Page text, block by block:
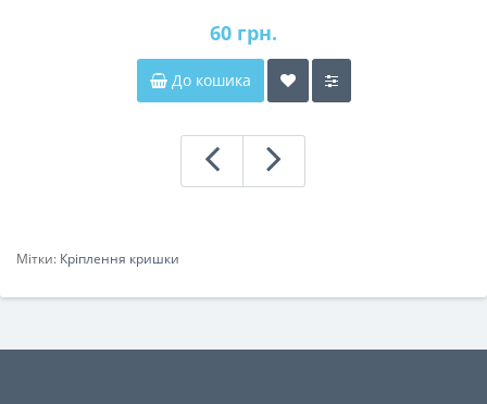
60 грн.
До кошика
Мітки: Кріплення кришки